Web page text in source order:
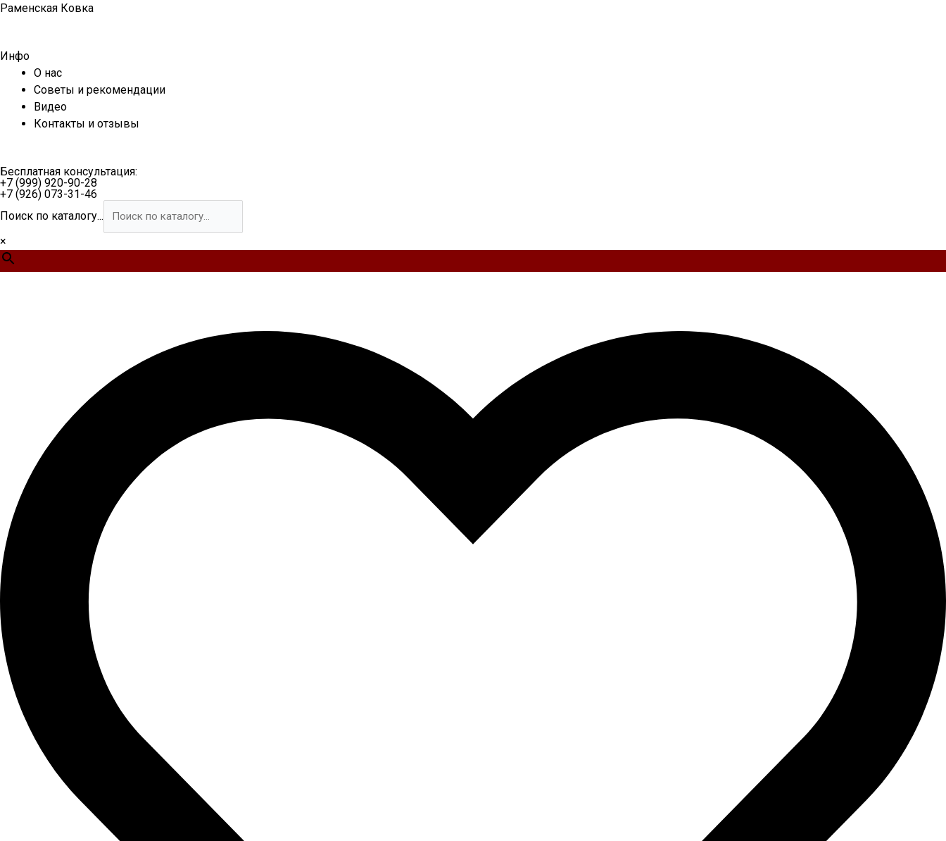
Перейти
Раменская Ковка
Инфо
О нас
Советы и рекомендации
Видео
Контакты и отзывы
Бесплатная консультация:
+7 (999) 920-90-28
+7 (926) 073-31-46
Поиск по каталогу...
×